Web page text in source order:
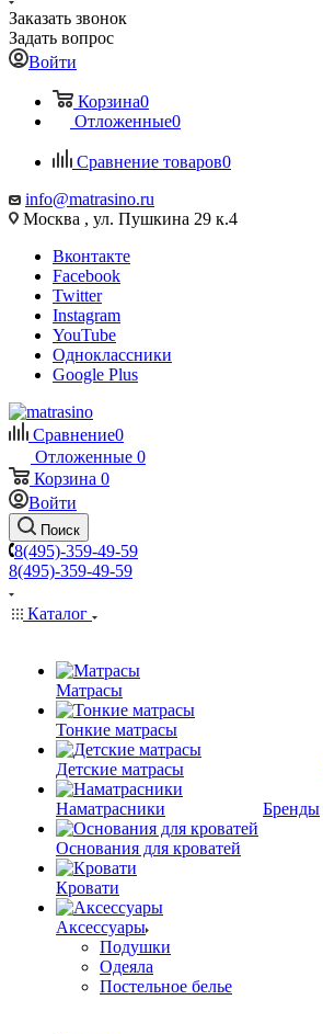
Заказать звонок
Задать вопрос
Войти
Корзина0
Отложенные0
Сравнение товаров0
info@matrasino.ru
Москва , ул. Пушкина 29 к.4
Вконтакте
Facebook
Twitter
Instagram
YouTube
Одноклассники
Google Plus
Сравнение0
Отложенные 0
Корзина 0
Войти
Поиск
8(495)-359-49-59
8(495)-359-49-59
Каталог
Матрасы
Тонкие матрасы
Детские матрасы
Наматрасники
Основания для кроватей
Кровати
Аксессуары
Подушки
Одеяла
Постельное белье
Бренды